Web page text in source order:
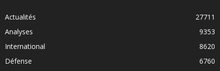
Actualités
27711
Analyses
9353
International
8620
Défense
6760